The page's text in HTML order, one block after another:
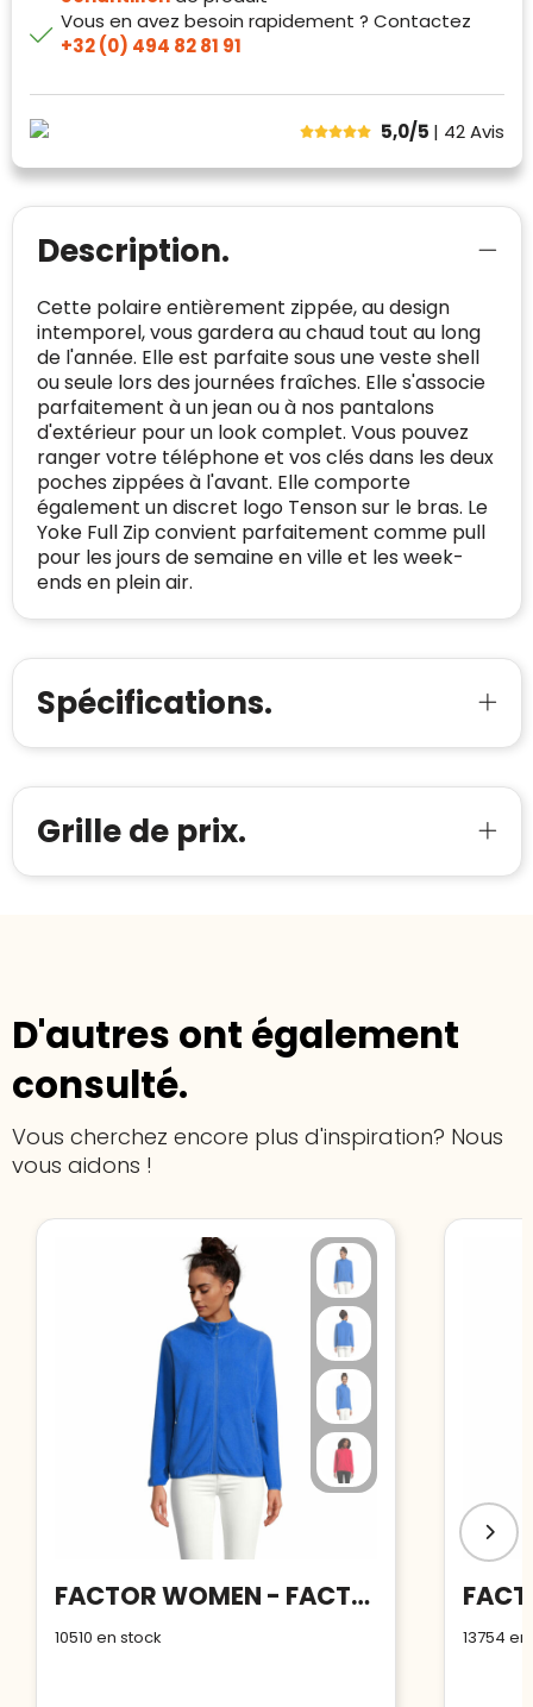
Vous en avez besoin rapidement ? Contactez
+32 (0) 494 82 81 91
5,0/5 | 42Avis
Description.
Cette polaire entièrement zippée, au design
intemporel, vous gardera au chaud tout au long
de l'année. Elle est parfaite sous une veste shell
ou seule lors des journées fraîches. Elle s'associe
parfaitement à un jean ou à nos pantalons
d'extérieur pour un look complet. Vous pouvez
ranger votre téléphone et vos clés dans les deux
poches zippées à l'avant. Elle comporte
également un discret logo Tenson sur le bras. Le
Yoke Full Zip convient parfaitement comme pull
pour les jours de semaine en ville et les week-
ends en plein air.
Spécifications.
Grille de prix.
D'autres ont également
consulté.
Vous cherchez encore plus d'inspiration? Nous
vous aidons !
FACTOR WOMEN - FACTOR veste fl femme 280g
10510 en stock 13754 en
plaats.
Alleen beoordelingen die voldoen aan de
de verschillende platforms geaccepteerd en
klanttevredenheid op basis van
beoordelingen. Minder dan 1% van de
ondervraagde klanten meldde een
Trustindex heeft de contactgegevens van de
onafhankelijk geverifieerd.
E-
mailadres:
mia@linkkado.be Geverifieerd
BEDRIJFSGEGEVENS
Bedrijfsnaam: Linkkado
Domein: linkkado.be
Oprichting van de
onderneming:
2026
starten:
Trustindex controleert websites voortdurend
Safe Browsing:geen probleem
gedetecteerd
Blacklist Geen site op de zwarte lijst
Geldig SSL-certificaat
Spam E-mail is spamvrij
Websites die consequent een hoog niveau
van klanttevredenheid handhaven en
voldoen aan een hoog niveau van
veiligheidsprotocol, kunnen Trustindex-
certificaat verkrijgen. Zoekt u bij het winkelen
naar de certificaten van Trustindex en koopt u
met vertrouwen!
Meer informatie»
Bouwt u vertrouwen op en verhoogt u uw
verkoop met de Trustindex-certificaat.